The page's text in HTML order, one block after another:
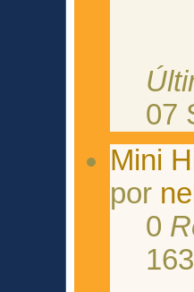
07
Mini
por
0